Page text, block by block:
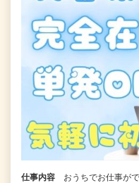
仕事内容
おうちでお仕事が